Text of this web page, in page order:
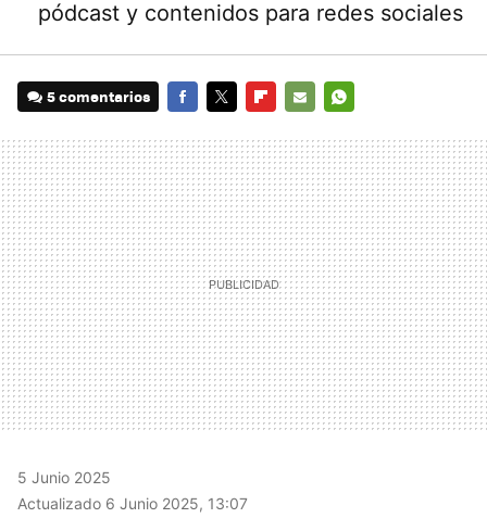
pódcast y contenidos para redes sociales
5 comentarios
MAIL
5 Junio 2025
Actualizado 6 Junio 2025, 13:07